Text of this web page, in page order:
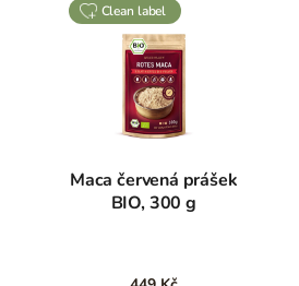
clean label
Maca červená prášek
BIO, 300 g